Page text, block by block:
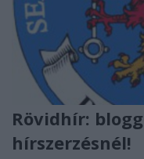
Rövidhír:
hírszerzésnél!